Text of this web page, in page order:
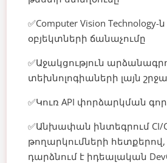
✅Computer Vision
օբյեկտների ճանաչումը
✅Աջակցություն
տեխնոլոգիաների լայն
✅Կուռ API փորձարկման
✅Անխափան ինտեգրում CI/
թողարկումների հետքերով,
դարձնում է իդեալական